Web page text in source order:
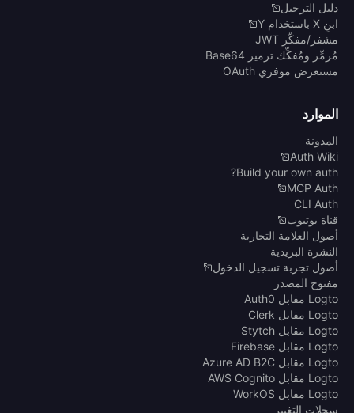
دليل الترحيل
ابنِ X باستخدام Y
مشفر/مفكّر JWT
مُرمِّز ومُفكِّك ترميز Base64
مستعرض موفري OAuth
الموارد
المدونة
Auth Wiki
Build your own auth?
MCP Auth
CLI Auth
قناة يوتيوب
أصول العلامة التجارية
النشرة البريدية
أصول تجربة تسجيل الدخول
مفتوح المصدر
Logto مقابل Auth0
Logto مقابل Clerk
Logto مقابل Stytch
Logto مقابل Firebase
Logto مقابل Azure AD B2C
Logto مقابل AWS Cognito
Logto مقابل WorkOS
سجلات التغيير